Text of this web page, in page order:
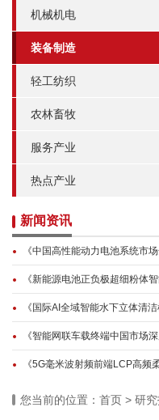
机械机电
装备制造
轻工纺织
农林畜牧
服务产业
热点产业
新闻资讯
《中国高性能动力电池系统市
《新能源电池正负极超细粉体
《国际AI全域智能水下立体清
《智能网联车载终端中国市场
《5G毫米波射频前端LCP高频
您当前的位置： 首页 > 研